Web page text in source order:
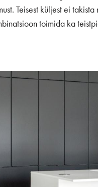
Teisest küljest ei
toimida ka